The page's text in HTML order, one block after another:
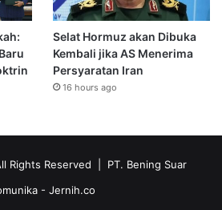
Selat Hormuz akan Dibuka
Kembali jika AS Menerima
Persyaratan Iran
16 hours ago
Rights Reserved | PT. Bening Suar
- Jernih.co